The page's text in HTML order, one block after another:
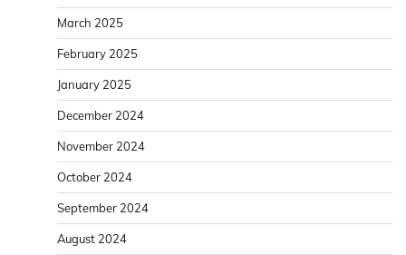
March 2025
February 2025
January 2025
December 2024
November 2024
October 2024
September 2024
August 2024